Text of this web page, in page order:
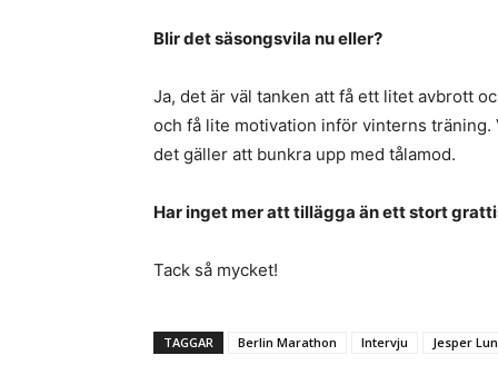
Blir det säsongsvila nu eller?
Ja, det är väl tanken att få ett litet avbrott
och få lite motivation inför vinterns träning.
det gäller att bunkra upp med tålamod.
Har inget mer att tillägga än ett stort
Tack så mycket!
TAGGAR Berlin Marathon Intervju Jesper